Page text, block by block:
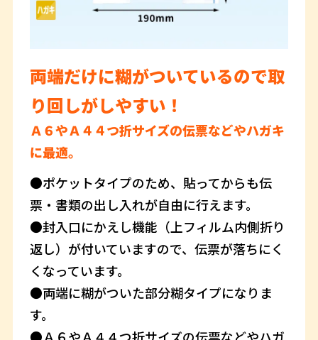
両端だけに糊がついているので取
り回しがしやすい！
Ａ６やＡ４４つ折サイズの伝票などやハガキ
に最適。
●ポケットタイプのため、貼ってからも伝
票・書類の出し入れが自由に行えます。
●封入口にかえし機能（上フィルム内側折り
返し）が付いていますので、伝票が落ちにく
くなっています。
●両端に糊がついた部分糊タイプになりま
す。